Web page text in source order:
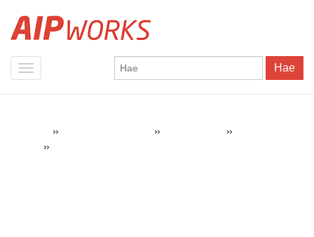
Hae
» » »
»